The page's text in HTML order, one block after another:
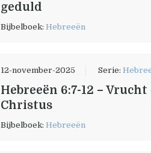
geduld
Bijbelboek:Hebreeën
12-november-2025 Serie:
Hebreeën 6:7-12 –
Christus
Bijbelboek:Hebreeën